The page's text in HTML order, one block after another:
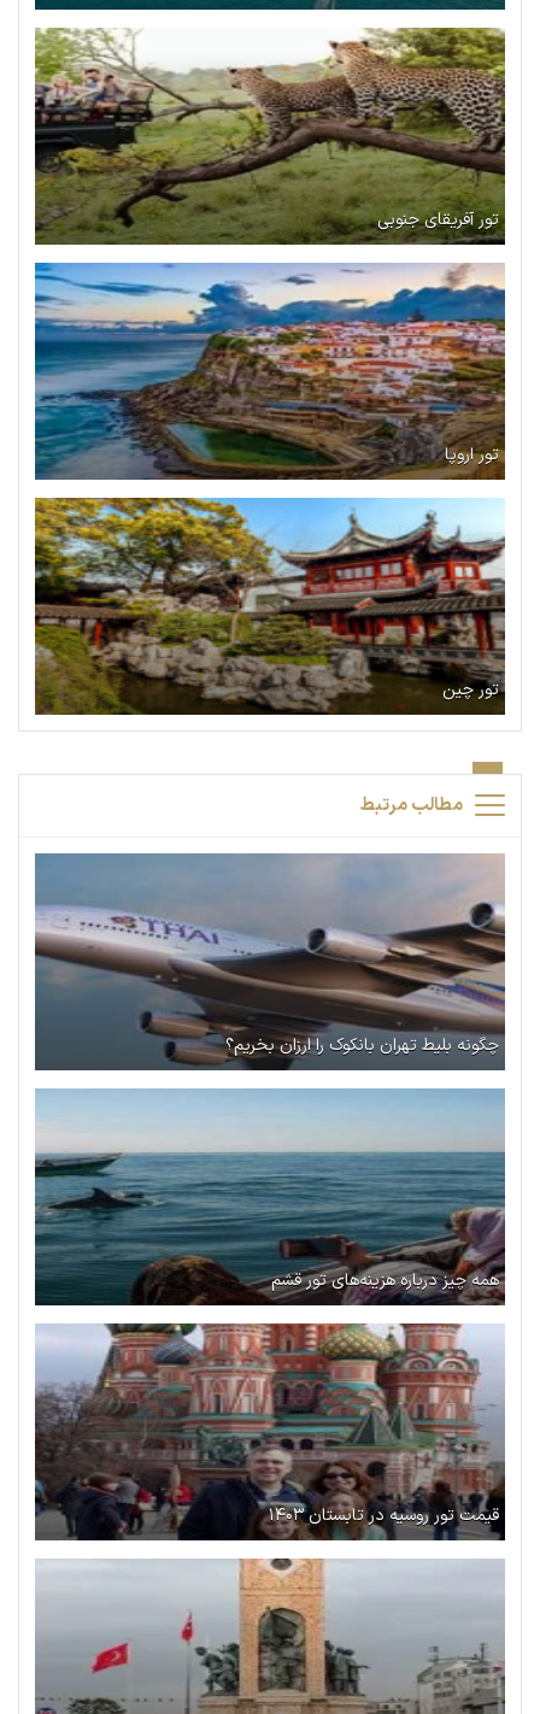
تور آفریقای جنوبی
تور اروپا
تور چین
مطالب مرتبط
چگونه بلیط تهران بانکوک را ارزان بخریم؟
همه چیز درباره هزینه‌های تور قشم
قیمت تور روسیه در تابستان ۱۴۰۳